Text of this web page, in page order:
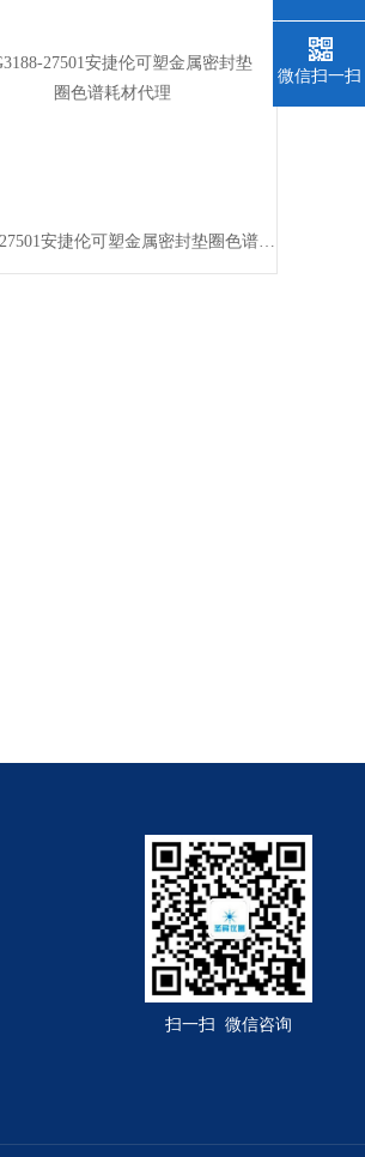
G3188-27501安捷伦可塑金属密封垫圈色谱耗材代理
扫一扫 微信咨询
微信扫一扫